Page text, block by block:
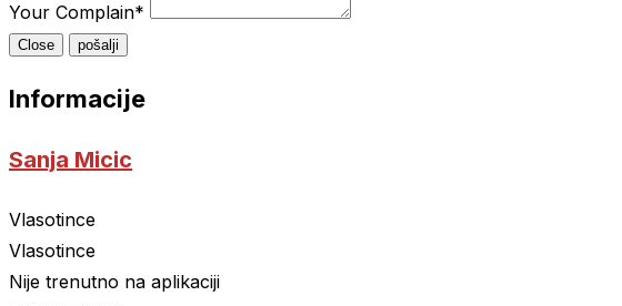
Your Complain*
Close pošalji
Informacije
Sanja Micic
Vlasotince
Vlasotince
Nije trenutno na aplikaciji